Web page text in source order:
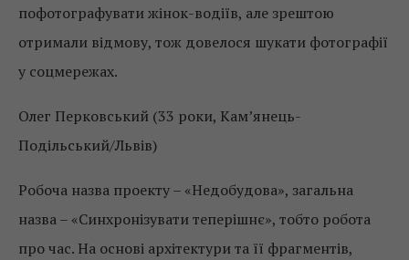
пофотографувати жінок-водіїв, але зрештою
отримали відмову, тож довелося шукати фотографії
у соцмережах.
Олег Перковський (33 роки, Кам’янець-
Подільський/Львів)
Робоча назва проекту – «Недобудова», загальна
назва – «Синхронізувати теперішнє», тобто робота
про час. На основі архітектури та її фрагментів,